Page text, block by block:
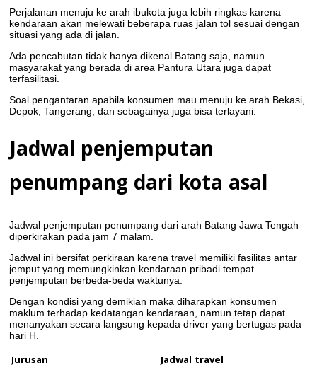
Perjalanan menuju ke arah ibukota juga lebih ringkas karena
kendaraan akan melewati beberapa ruas jalan tol sesuai dengan
situasi yang ada di jalan.
Ada pencabutan tidak hanya dikenal Batang saja, namun
masyarakat yang berada di area Pantura Utara juga dapat
terfasilitasi.
Soal pengantaran apabila konsumen mau menuju ke arah Bekasi,
Depok, Tangerang, dan sebagainya juga bisa terlayani.
Jadwal penjemputan
penumpang dari kota asal
Jadwal penjemputan penumpang dari arah Batang Jawa Tengah
diperkirakan pada jam 7 malam.
Jadwal ini bersifat perkiraan karena travel memiliki fasilitas antar
jemput yang memungkinkan kendaraan pribadi tempat
penjemputan berbeda-beda waktunya.
Dengan kondisi yang demikian maka diharapkan konsumen
maklum terhadap kedatangan kendaraan, namun tetap dapat
menanyakan secara langsung kepada driver yang bertugas pada
hari H.
Jurusan Jadwal travel